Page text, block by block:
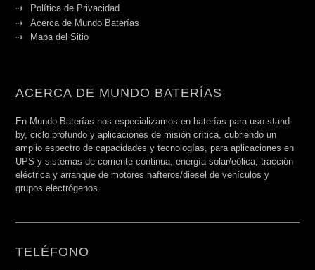
Política de Privacidad
Acerca de Mundo Baterías
Mapa del Sitio
ACERCA DE MUNDO BATERÍAS
En Mundo Baterías nos especializamos en baterías para uso stand-
by, ciclo profundo y aplicaciones de misión crítica, cubriendo un
amplio espectro de capacidades y tecnologías, para aplicaciones en
UPS y sistemas de corriente continua, energía solar/eólica, tracción
eléctrica y arranque de motores nafteros/diesel de vehículos y
grupos electrógenos.
TELÉFONO